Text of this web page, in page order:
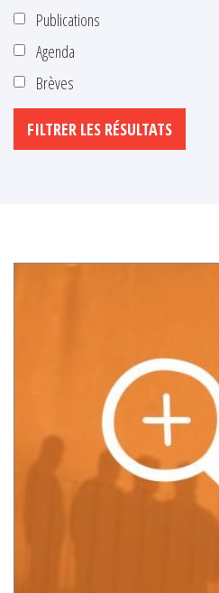
Publications
Agenda
Brèves